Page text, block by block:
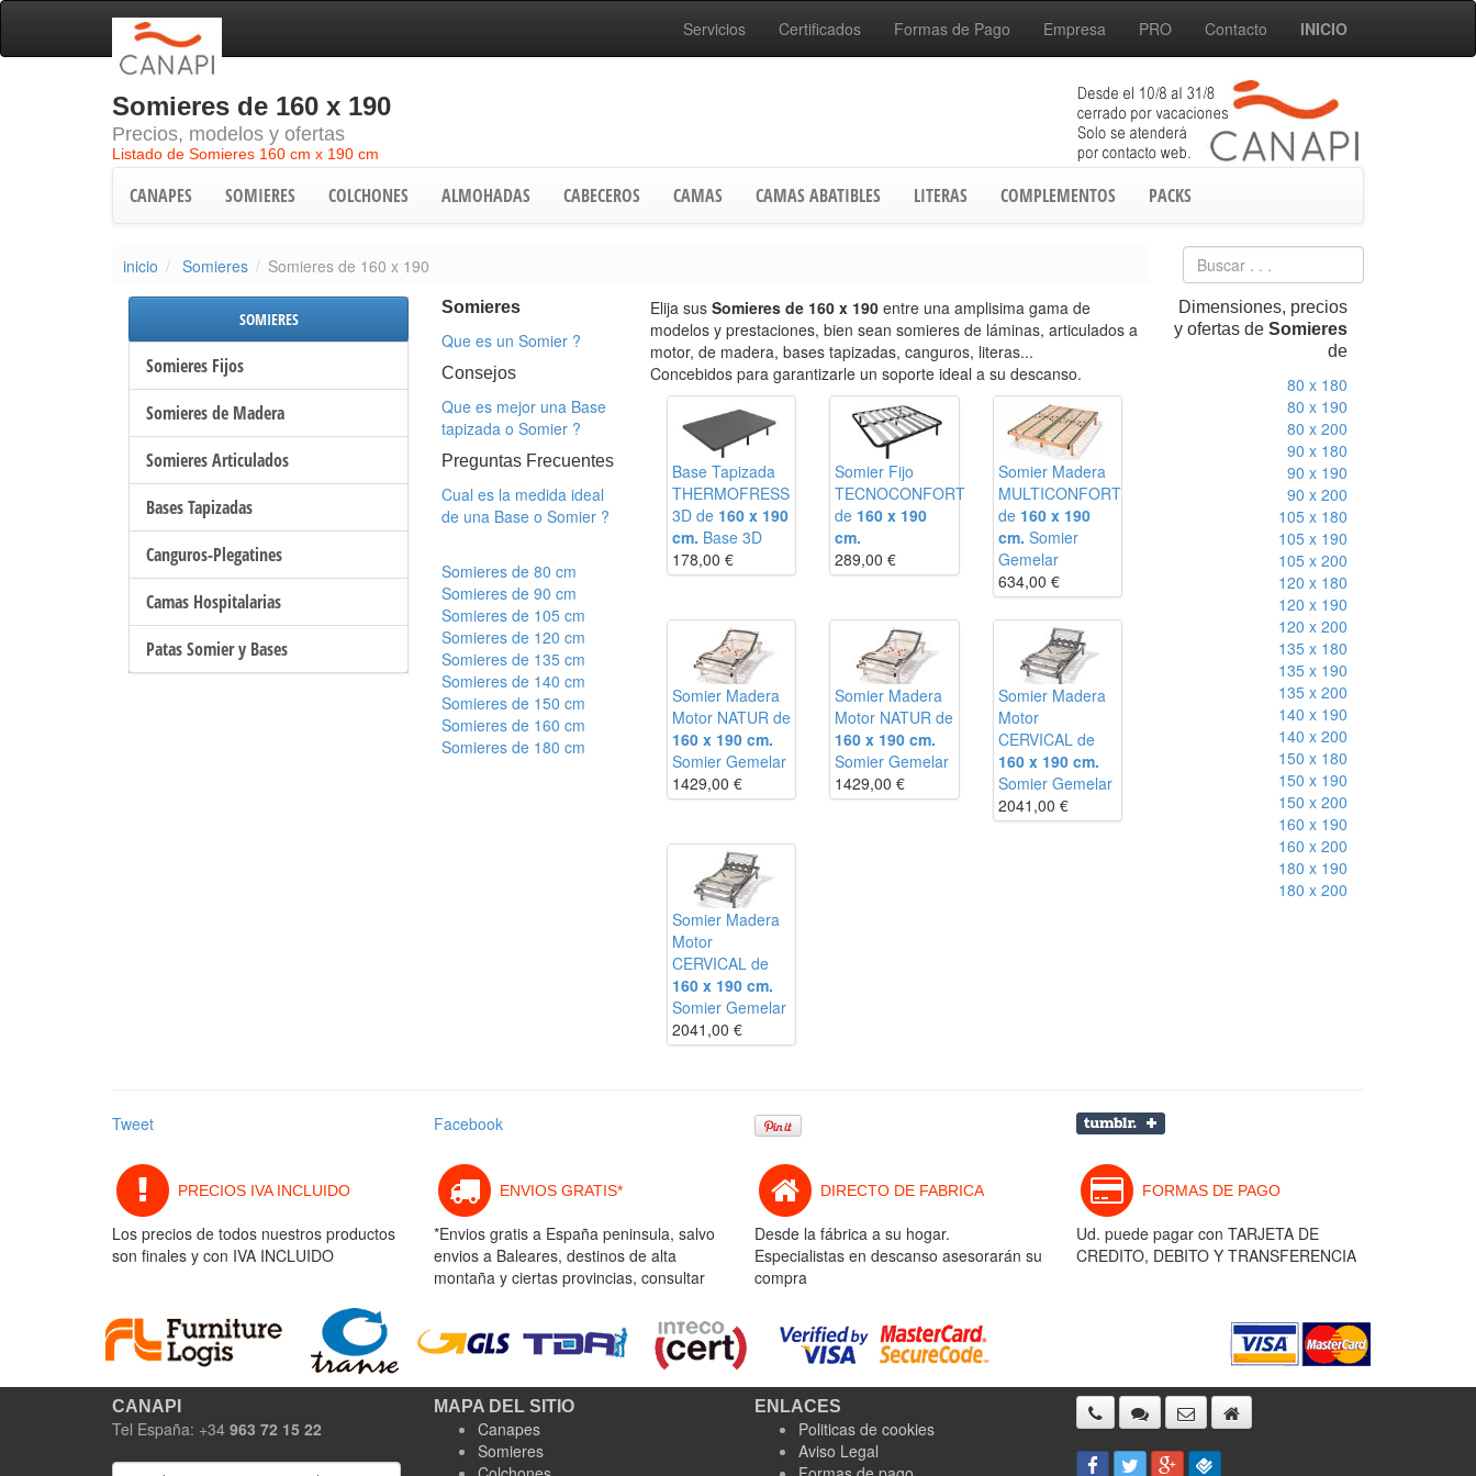
Servicios Certificados Formas de Pago Empresa PRO Contacto INICIO
Somieres de 160 x 190
Precios, modelos y ofertas
Listado de Somieres 160 cm x 190 cm
CANAPES SOMIERES COLCHONES ALMOHADAS CABECEROS CAMAS CAMAS ABATIBLES LITERAS COMPLEMENTOS PACKS
inicio Somieres Somieres de 160 x 190
SOMIERES
Somieres Fijos
Somieres de Madera
Somieres Articulados
Bases Tapizadas
Canguros-Plegatines
Camas Hospitalarias
Patas Somier y Bases
Somieres
Que es un Somier ?
Consejos
Que es mejor una Base
tapizada o Somier ?
Preguntas Frecuentes
Cual es la medida ideal
de una Base o Somier ?
Somieres de 80 cm
Somieres de 90 cm
Somieres de 105 cm
Somieres de 120 cm
Somieres de 135 cm
Somieres de 140 cm
Somieres de 150 cm
Somieres de 160 cm
Somieres de 180 cm
Elija sus Somieres de 160 x 190 entre una amplisima gama de
modelos y prestaciones, bien sean somieres de láminas, articulados a
motor, de madera, bases tapizadas, canguros, literas...
Concebidos para garantizarle un soporte ideal a su descanso.
Base Tapizada
THERMOFRESS
3D de 160 x 190
cm. Base 3D
178,00 €
Somier Fijo
TECNOCONFORT
de 160 x 190
cm.
289,00 €
Somier Madera
MULTICONFORT
de 160 x 190
cm. Somier
Gemelar
634,00 €
Somier Madera
Motor NATUR de
160 x 190 cm.
Somier Gemelar
1429,00 €
Somier Madera
Motor NATUR de
160 x 190 cm.
Somier Gemelar
1429,00 €
Somier Madera
Motor
CERVICAL de
160 x 190 cm.
Somier Gemelar
2041,00 €
Somier Madera
Motor
CERVICAL de
160 x 190 cm.
Somier Gemelar
2041,00 €
Dimensiones, precios
y ofertas de Somieres
de
80 x 180
80 x 190
80 x 200
90 x 180
90 x 190
90 x 200
105 x 180
105 x 190
105 x 200
120 x 180
120 x 190
120 x 200
135 x 180
135 x 190
135 x 200
140 x 190
140 x 200
150 x 180
150 x 190
150 x 200
160 x 190
160 x 200
180 x 190
180 x 200
Tweet Facebook
PRECIOS IVA INCLUIDO
Los precios de todos nuestros productos
son finales y con IVA INCLUIDO
ENVIOS GRATIS*
*Envios gratis a España peninsula, salvo
envios a Baleares, destinos de alta
montaña y ciertas provincias, consultar
DIRECTO DE FABRICA
Desde la fábrica a su hogar.
Especialistas en descanso asesorarán su
compra
FORMAS DE PAGO
Ud. puede pagar con TARJETA DE
CREDITO, DEBITO Y TRANSFERENCIA
CANAPI
Tel España: +34 963 72 15 22
MAPA DEL SITIO
Canapes
Somieres
ENLACES
Politicas de cookies
Aviso Legal